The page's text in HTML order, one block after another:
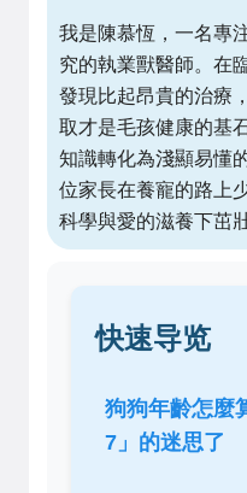
我是陳慕恆，一名專
究的執業獸醫師。在
發現比起昂貴的治療
取才是毛孩健康的基
知識轉化為淺顯易懂
位家長在養寵的路上
科學與愛的滋養下茁
快速导览
狗狗年齡怎麼
7」的迷思了